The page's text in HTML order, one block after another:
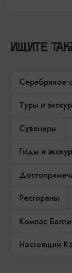
ИЩИТЕ
Серебряное
Туры и
Сувениры
Гиды и
Рестораны
Компас
Настоящий